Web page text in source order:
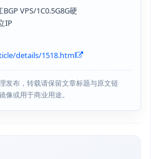
VPS/1C0.5G8G硬
IP
details/1518.html
发布，转载请保留文章标题与原文链
像或用于商业用途。